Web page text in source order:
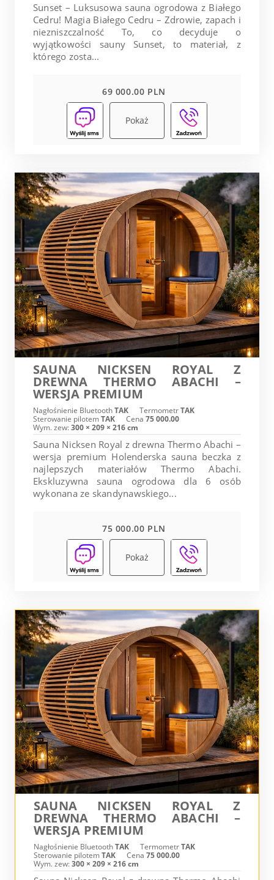
Sunset – Luksusowa sauna ogrodowa z Białego
Cedru! Magia Białego Cedru – Zdrowie, zapach i
niezniszczalność To, co decyduje o
wyjątkowości sauny Sunset, to materiał, z
którego zosta...
69 000.00 PLN
Pokaż
SAUNA NICKSEN ROYAL Z
DREWNA THERMO ABACHI –
WERSJA PREMIUM
Nagłośnienie BluetoothTAK TermometrTAK
Sterowanie pilotemTAK Cena 75 000.00
Wym. zew:300 × 209 × 216 cm
Sauna Nicksen Royal z drewna Thermo Abachi –
wersja premium Holenderska sauna beczka z
najlepszych materiałów Thermo Abachi.
Ekskluzywna sauna ogrodowa dla 6 osób
wykonana ze skandynawskiego...
75 000.00 PLN
Pokaż
SAUNA NICKSEN ROYAL Z
DREWNA THERMO ABACHI –
WERSJA PREMIUM
Nagłośnienie BluetoothTAK TermometrTAK
Sterowanie pilotemTAK Cena 75 000.00
Wym. zew:300 × 209 × 216 cm